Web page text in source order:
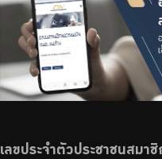
ติดต่อเรา
เลขประจำตัวประชาชนสมาชิ